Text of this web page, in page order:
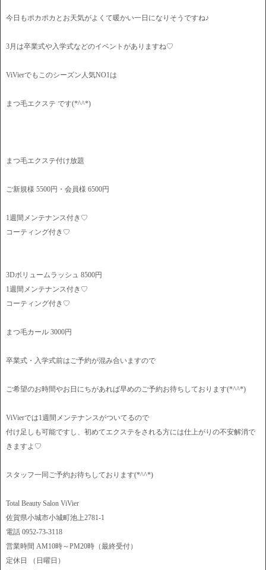
今日もポカポカとお天気がよくて暖かい一日になりそうですね♪
3月は卒業式や入学式などのイベントがありますね♡
ViVierでもこのシーズン人気NO1は
まつ毛エクステ です(*^^*)
まつ毛エクステ付け放題
ご新規様 5500円・会員様 6500円
1週間メンテナンス付き♡
コーティング付き♡
3Dボリュームラッシュ 8500円
1週間メンテナンス付き♡
コーティング付き♡
まつ毛カール 3000円
卒業式・入学式前はご予約が混み合いますので
ご希望のお時間やお日にちがあれば早めのご予約お待ちしております(*^^*)
ViVierでは1週間メンテナンスがついてるので
付け足しも可能ですし、初めてエクステをされる方には仕上がりの不安解消で
きますよ♡
スタッフ一同ご予約お待ちしております(*^^*)
Total Beauty Salon ViVier
佐賀県小城市小城町池上2781-1
電話 0952-73-3118
営業時間 AM10時～PM20時（最終受付）
定休日 （日曜日）